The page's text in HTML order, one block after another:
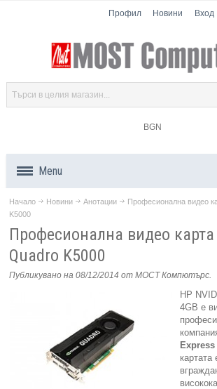
Профил Новини Вход
BGN
Menu
Продукти
Компоненти
Лаптопи
Компютри
Начало Новини Анотации
Професионална видео
K5000
Професионална видео карта
Quadro K5000
Публикувано на 08/12/2014 от МОСТ Компютърс
HP
4GB е
картата